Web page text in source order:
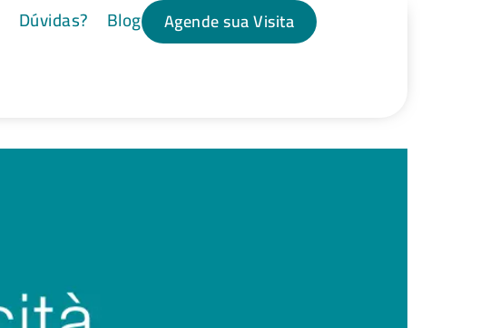
Dúvidas? Blog Agende sua Visita